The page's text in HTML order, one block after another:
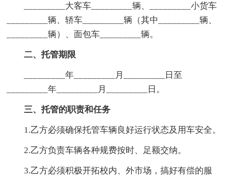
_________大客车_________辆、_________小货车
_________辆、轿车_________辆（其中_________辆、
_________辆）、面包车_________辆。
二、托管期限
_________年_________月_________日至
_________年_________月_________日。
三、托管的职责和任务
1.乙方必须确保托管车辆良好运行状态及用车安全。
2.乙方负责车辆各种规费按时、足额交纳。
3.乙方必须积极开拓校内、外市场，搞好有偿的服